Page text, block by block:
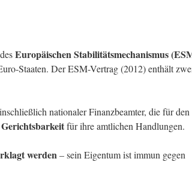
Europäischen Stabilitätsmechanismus
Staaten. Der ESM-Vertrag (2012) enthält
nationaler Finanzbeamter, die für den
für ihre amtlichen Handlungen.
werden– sein Eigentum ist immun gegen